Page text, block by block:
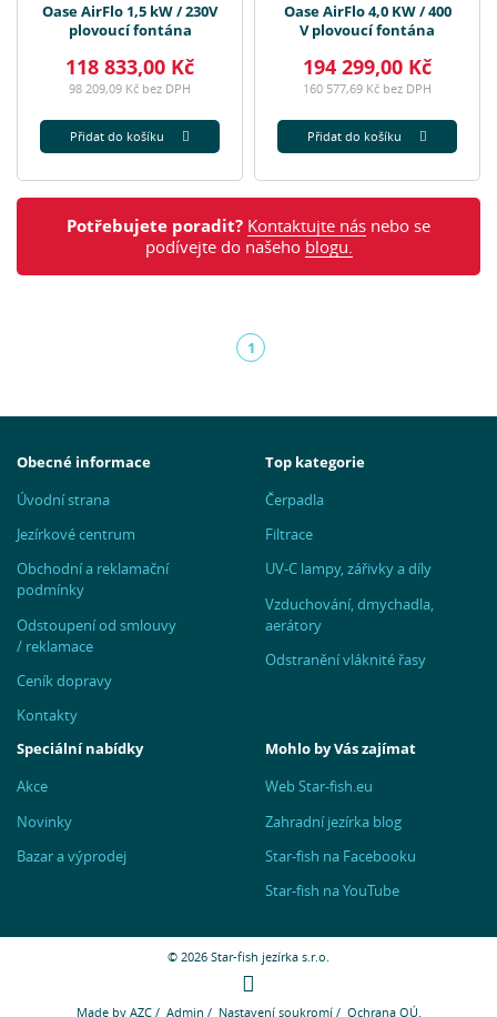
Oase AirFlo 1,5 kW / 230V
plovoucí fontána
118 833,00 Kč
98 209,09 Kč bez DPH
Přidat do košíku
Oase AirFlo 4,0 KW / 400
V plovoucí fontána
194 299,00 Kč
160 577,69 Kč bez DPH
Přidat do košíku
Potřebujete poradit? Kontaktujte nás nebo se
podívejte do našeho blogu.
1(aktuální)
Obecné informace
Úvodní strana
Jezírkové centrum
Obchodní a reklamační
podmínky
Odstoupení od smlouvy
/ reklamace
Ceník dopravy
Kontakty
Top kategorie
Čerpadla
Filtrace
UV-C lampy, zářivky a díly
Vzduchování, dmychadla,
aerátory
Odstranění vláknité řasy
Speciální nabídky
Akce
Novinky
Bazar a výprodej
Mohlo by Vás zajímat
Web Star-fish.eu
Zahradní jezírka blog
Star-fish na Facebooku
Star-fish na YouTube
© 2026 Star-fish jezírka s.r.o.
Made by AZC/ Admin / Nastavení soukromí/ Ochrana OÚ.